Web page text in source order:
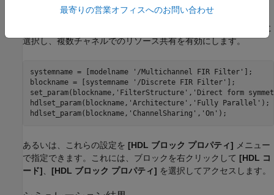
完全なパラレル アーキテクチャを Discrete FIR Filter ブロックに
選択し、複数チャネルでのリソース共有を有効にします。
systemname = [modelname '/Multichannel FIR Filter'
];
blockname = [systemname
'/Discrete FIR Filter'
];
set_param(blockname, 'FilterStructure' , 'Direct form
hdlset_param(blockname, 'Architecture' , 'Fully Parallel' );
hdlset_param(blockname, 'ChannelSharing' , 'On'
あるいは、これらの設定を [HDL ブロック プロパティ] メニュー
で指定できます。これには、ブロックを右クリックして [HDL コ
ード]
[HDL ブロック プロパティ] を選択してアクセスします。
最寄りの営業オフィスへのお問い合わせ